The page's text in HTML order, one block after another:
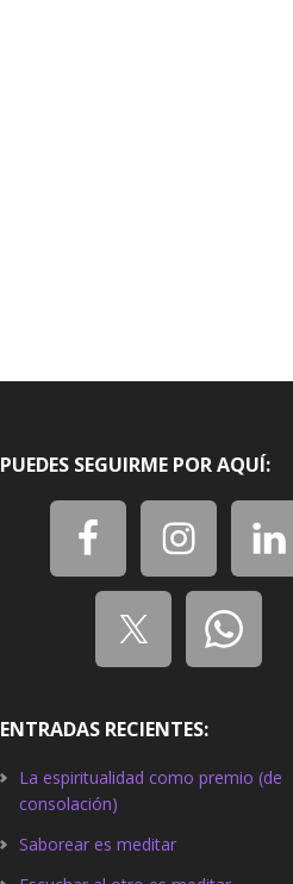
PUEDES SEGUIRME POR AQUÍ:
ENTRADAS RECIENTES:
La espiritualidad como premio (de
consolación)
Saborear es meditar